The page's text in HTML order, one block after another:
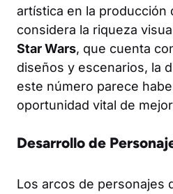
artística en la producción
considera la riqueza
Star Wars, que cuenta
diseños y escenarios, la
este número parece
oportunidad vital de
Desarrollo de
Los arcos de personajes